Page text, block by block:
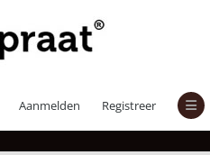
Aanmelden Registreer